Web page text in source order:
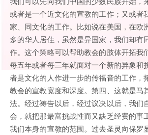
或者是一个近文化的宣教的工作；又或者
家、同文化的工作。比如说在美国，在欧
多的华人居住，虽然是异国家，我们却有
作。这个策略可以帮助教会的肢体开拓我
每五年或者每三年就面对一个新的异象和
者是文化的人作进一步的传福音的工作，
教会的宣教宽度和深度。第四、这就是马
法。经过祷告以后，经过议决以后，我们
会，就把那最富挑战性而又缺乏经费的事
我们本身的宣教的范围。过去圣灵向保罗